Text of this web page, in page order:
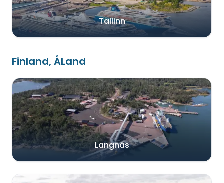
Tallinn
Finland, ÅLand
Langnäs